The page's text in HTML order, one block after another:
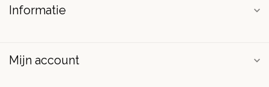
Informatie
Mijn account